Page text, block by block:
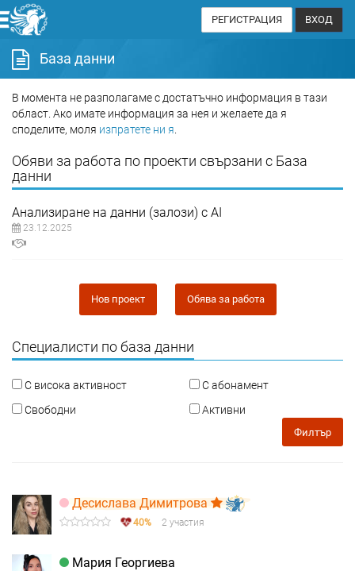
РЕГИСТРАЦИЯ ВХОД
База данни
В момента не разполагаме с достатъчно информация в тази
област. Ако имате информация за нея и желаете да я
споделите, моля изпратете ни я
Обяви за работа по проекти свързани с База
данни
Анализиране на данни (залози) с AI
23.12.2025
Нов проект Обява за работа
Специалисти по база данни
С висока активност
С абонамент
Свободни
Активни
Филтър
Десислава Димитрова
40% 2 участия
Мария Георгиева